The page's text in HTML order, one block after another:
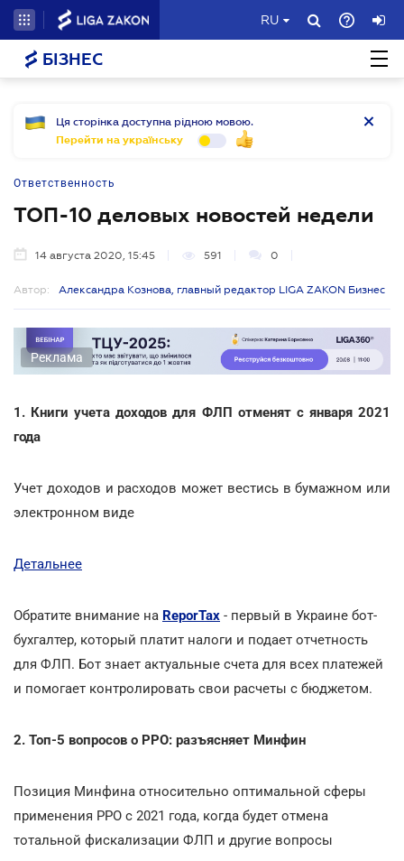
RU
БІЗНЕС
Ця сторінка доступна рідною мовою.
Перейти на українську
Ответственность
ТОП-10 деловых новостей недели
14 августа 2020, 15:45 591 0
Автор: Александра Кознова, главный редактор LIGA ZAKON Бизнес
Реклама
1. Книги учета доходов для ФЛП отменят с января 2021
года
Учет доходов и расходов может вестись в бумажном или
электронном виде
Детальнее
Обратите внимание на ReporTax - первый в Украине бот-
бухгалтер, который платит налоги и подает отчетность
для ФЛП. Бот знает актуальные счета для всех платежей
и помогает контролировать свои расчеты с бюджетом.
2. Топ-5 вопросов о РРО: разъясняет Минфин
Позиция Минфина относительно оптимальной сферы
применения РРО с 2021 года, когда будет отмена
тотальной фискализации ФЛП и другие вопросы